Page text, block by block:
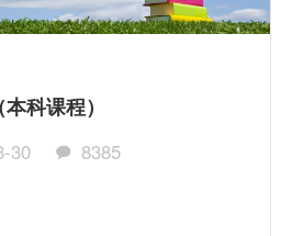
科课程）
30 8385